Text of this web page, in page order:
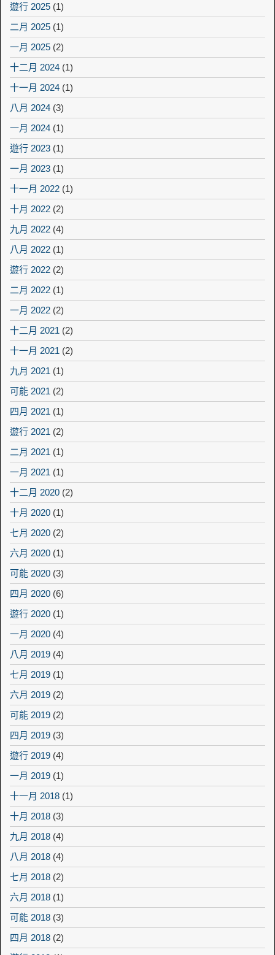
遊行 2025 (1)
二月 2025 (1)
一月 2025 (2)
十二月 2024 (1)
十一月 2024 (1)
八月 2024 (3)
一月 2024 (1)
遊行 2023 (1)
一月 2023 (1)
十一月 2022 (1)
十月 2022 (2)
九月 2022 (4)
八月 2022 (1)
遊行 2022 (2)
二月 2022 (1)
一月 2022 (2)
十二月 2021 (2)
十一月 2021 (2)
九月 2021 (1)
可能 2021 (2)
四月 2021 (1)
遊行 2021 (2)
二月 2021 (1)
一月 2021 (1)
十二月 2020 (2)
十月 2020 (1)
七月 2020 (2)
六月 2020 (1)
可能 2020 (3)
四月 2020 (6)
遊行 2020 (1)
一月 2020 (4)
八月 2019 (4)
七月 2019 (1)
六月 2019 (2)
可能 2019 (2)
四月 2019 (3)
遊行 2019 (4)
一月 2019 (1)
十一月 2018 (1)
十月 2018 (3)
九月 2018 (4)
八月 2018 (4)
七月 2018 (2)
六月 2018 (1)
可能 2018 (3)
四月 2018 (2)